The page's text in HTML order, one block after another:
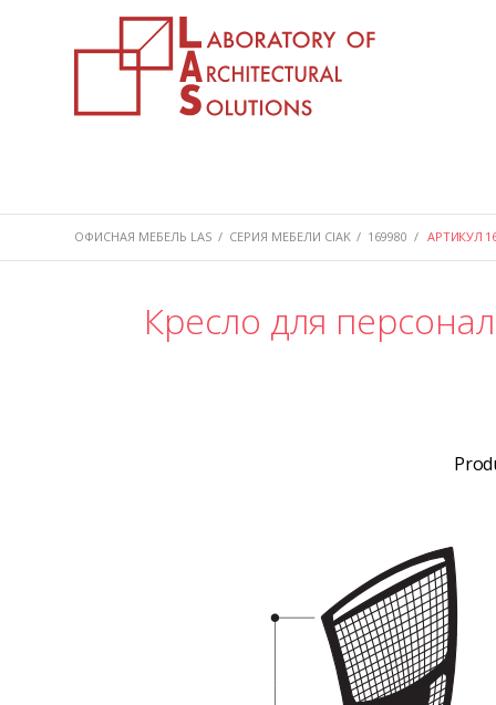
ОФИСНАЯ МЕБЕЛЬ LAS / СЕРИЯ МЕБЕЛИ CIAK / 169980 / АРТИКУЛ
Кресло для